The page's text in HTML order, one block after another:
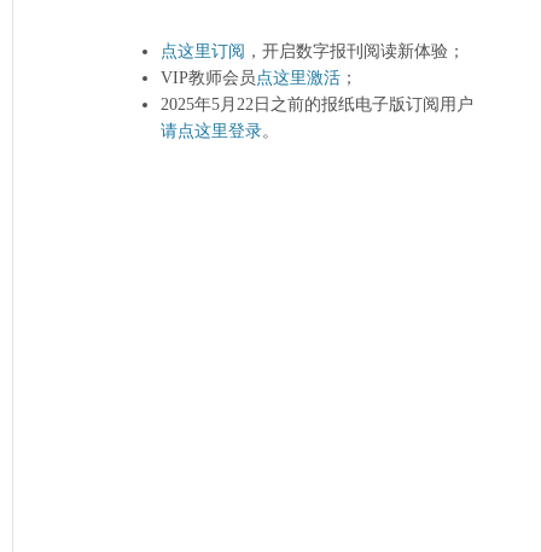
点这里订阅 ，开启数字报刊阅读新体验；
VIP教师会员点这里激活 ；
2025年5月22日之前的报纸电子版订阅用户
请点这里登录。